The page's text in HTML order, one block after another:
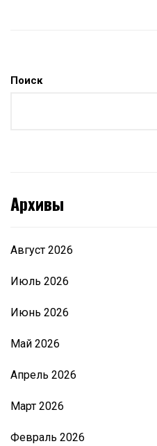
Поиск
Архивы
Август 2026
Июль 2026
Июнь 2026
Май 2026
Апрель 2026
Март 2026
Февраль 2026